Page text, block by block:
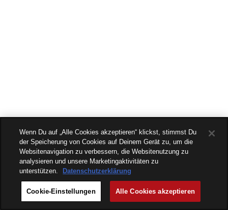
Wenn Du auf „Alle Cookies akzeptieren“ klickst, stimmst Du
der Speicherung von Cookies auf Deinem Gerät zu, um die
Websitenavigation zu verbessern, die Websitenutzung zu
analysieren und unsere Marketingaktivitäten zu
unterstützen.
Datenschutzerklärung
Cookie-Einstellungen Alle Cookies akzeptieren